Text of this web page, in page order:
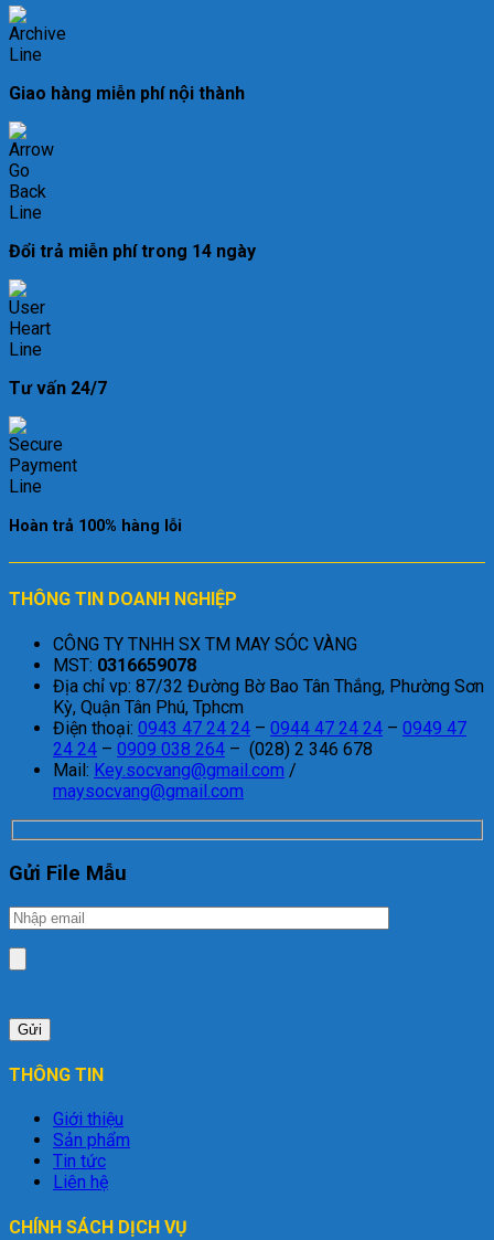
Giao hàng miễn phí nội thành
Đổi trả miễn phí trong 14 ngày
Tư vấn 24/7
Hoàn trả 100% hàng lỗi
THÔNG TIN DOANH NGHIỆP
CÔNG TY TNHH SX TM MAY SÓC VÀNG
MST: 0316659078
Địa chỉ vp: 87/32 Đường Bờ Bao Tân Thắng, Phường Sơn
Kỳ, Quận Tân Phú, Tphcm
Điện thoại: 0943 47 24 24 – 0944 47 24 24 – 0949 47
24 24 – 0909 038 264 – (028) 2 346 678
Mail: Key.socvang@gmail.com /
maysocvang@gmail.com
Gửi File Mẫu
THÔNG TIN
Giới thiệu
Sản phẩm
Tin tức
Liên hệ
CHÍNH SÁCH DỊCH VỤ